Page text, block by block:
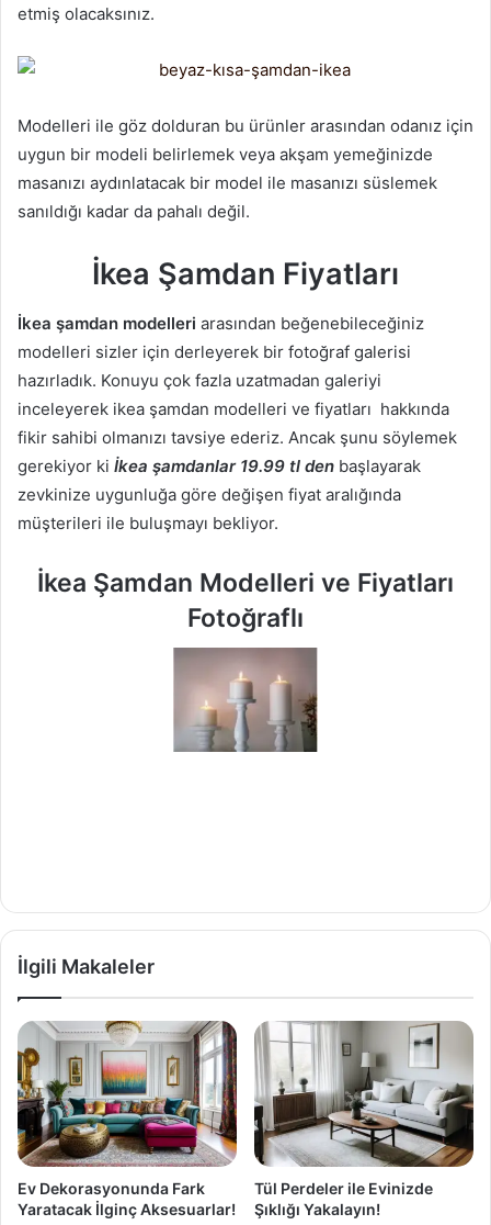
etmiş olacaksınız.
Modelleri ile göz dolduran bu ürünler arasından odanız için
uygun bir modeli belirlemek veya akşam yemeğinizde
masanızı aydınlatacak bir model ile masanızı süslemek
sanıldığı kadar da pahalı değil.
İkea Şamdan Fiyatları
İkea şamdan modelleri arasından beğenebileceğiniz
modelleri sizler için derleyerek bir fotoğraf galerisi
hazırladık. Konuyu çok fazla uzatmadan galeriyi
inceleyerek ikea şamdan modelleri ve fiyatları hakkında
fikir sahibi olmanızı tavsiye ederiz. Ancak şunu söylemek
gerekiyor ki İkea şamdanlar 19.99 tl den başlayarak
zevkinize uygunluğa göre değişen fiyat aralığında
müşterileri ile buluşmayı bekliyor.
İkea Şamdan Modelleri ve Fiyatları
Fotoğraflı
İlgili Makaleler
Ev Dekorasyonunda Fark
Yaratacak İlginç Aksesuarlar!
Tül Perdeler ile Evinizde
Şıklığı Yakalayın!